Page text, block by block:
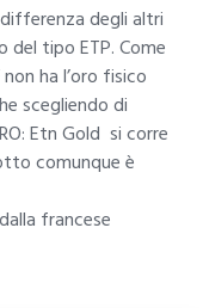
degli altri
tipo ETP. Come
ha l’oro fisico
scegliendo di
Etn Gold si corre
comunque è
francese